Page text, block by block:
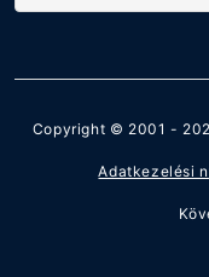
Copyright © 2001 -
Adatkezelési